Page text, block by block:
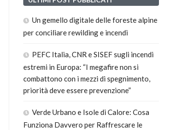
Un gemello digitale delle foreste alpine
per conciliare rewilding e incendi
PEFC Italia, CNR e SISEF sugli incendi
estremi in Europa: “I megafire non si
combattono con i mezzi di spegnimento,
priorità deve essere prevenzione”
Verde Urbano e Isole di Calore: Cosa
Funziona Davvero per Raffrescare le